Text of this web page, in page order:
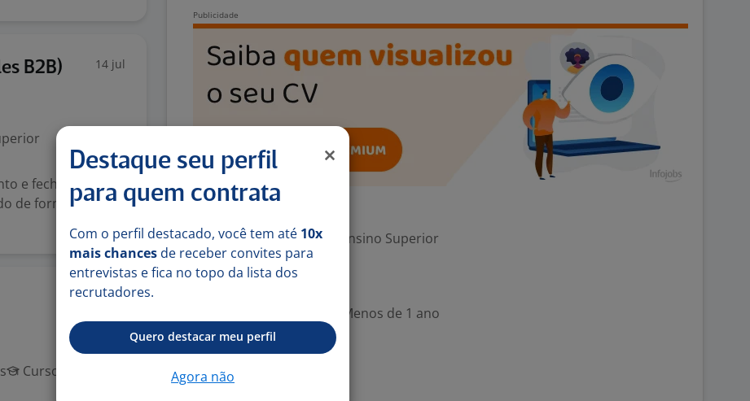
B2B) 14 jul
e fechamento de
de forma
1 jul
Curso Técnico
Escolaridade Mínima: Ensino Superior
Valorizado
Experiência desejada: Menos de 1 ano
Denunciar vaga
Destaque seu perfil
para quem contrata
Com o perfil destacado, você tem até 10x
mais chances de receber convites para
entrevistas e fica no topo da lista dos
recrutadores.
Quero destacar meu perfil
Agora não